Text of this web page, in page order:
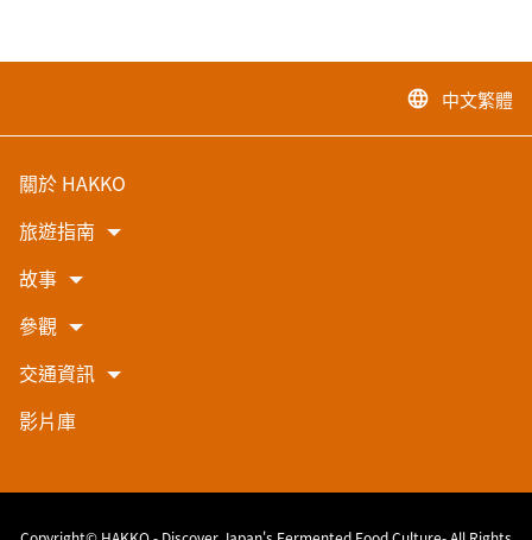
language 中文繁體
關於 HAKKO
旅遊指南
故事
參觀
交通資訊
影片庫